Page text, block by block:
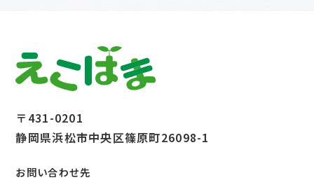
〒431-0201
静岡県浜松市中央区篠原町26098-1
お問い合わせ先